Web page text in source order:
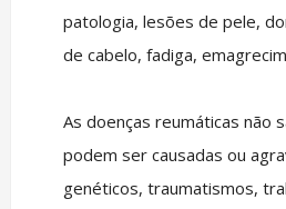
patologia, lesões de pele,
de cabelo, fadiga,
As doenças reumáticas não
podem ser causadas ou
genéticos, traumatismos,